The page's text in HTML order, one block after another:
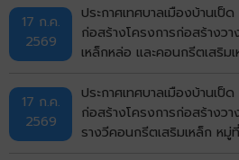
(e-bidding)
17 ก.ค.
2569
ประกาศเทศบาลเมืองบ้านเป็
ก่อสร้างโครงการก่อสร้างว
เหล็กหล่อ และคอนกรีตเสริ
อำเภอเมืองขอนแก่น จังหวัด
อิเล็กทรอนิกส์ (e-bidding)
17 ก.ค.
2569
ประกาศเทศบาลเมืองบ้านเป็
ก่อสร้างโครงการก่อสร้างว
รางวีคอนกรีตเสริมเหล็ก ห